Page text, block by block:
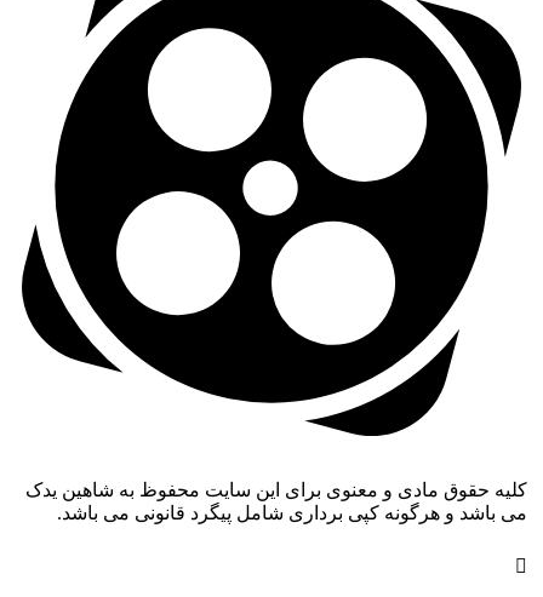
کلیه حقوق مادی و معنوی برای این سایت محفوظ به شاهین یدک
می باشد و هرگونه کپی برداری شامل پیگرد قانونی می باشد.